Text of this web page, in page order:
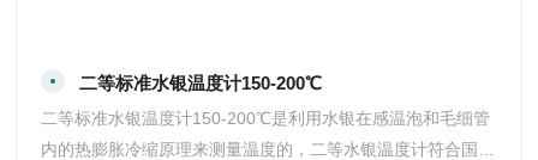
二等标准水银温度计150-200℃
二等标准水银温度计150-200℃是利用水银在感温泡和毛细管
内的热膨胀冷缩原理来测量温度的，二等水银温度计符合国家